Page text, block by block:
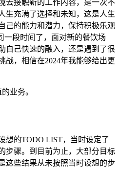
去接触新的工作内容，是一次不
生充满了选择和未知，这是人生
己的能力和潜力，保持积极乐观
一段时间了，面对新的餐饮场
自己快速的融入，还是遇到了很
战，相信在2024年我能够给出更
业务。
想的TODO LIST，当时设定了
步骤。到目前为止，大部分目标
这些结果从未按照当时设想的步